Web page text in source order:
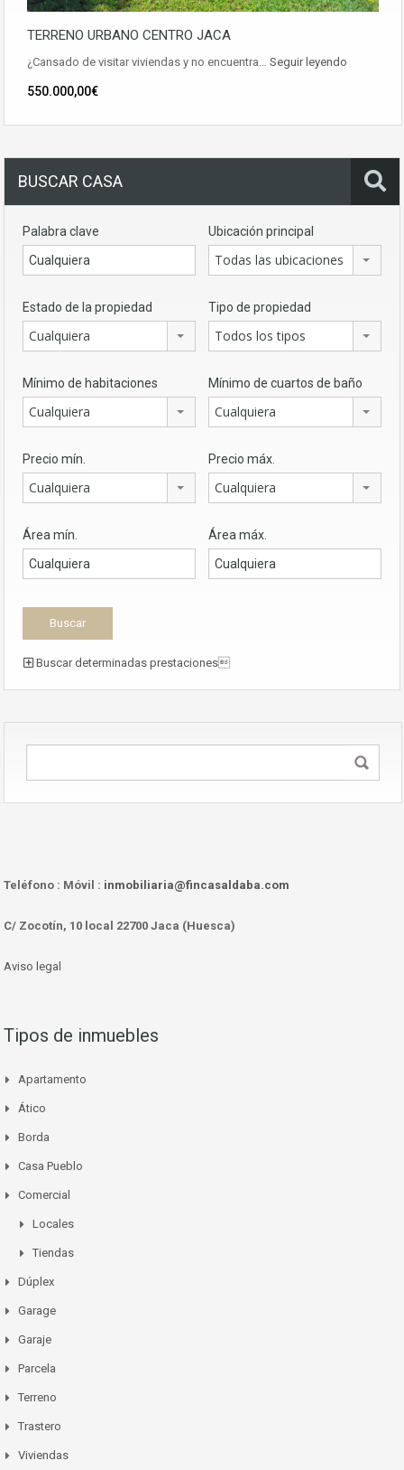
TERRENO URBANO CENTRO JACA
¿Cansado de visitar viviendas y no encuentra… Seguir leyendo
550.000,00€
BUSCAR CASA
Palabra clave Ubicación principal
Todas las ubicaciones
Estado de la propiedad
Cualquiera
Tipo de propiedad
Todos los tipos
Mínimo de habitaciones
Cualquiera
Mínimo de cuartos de baño
Cualquiera
Precio mín.
Cualquiera
Precio máx.
Cualquiera
Área mín. Área máx.
Buscar determinadas prestaciones
Teléfono : Móvil : inmobiliaria@fincasaldaba.com
C/ Zocotín, 10 local 22700 Jaca (Huesca)
Aviso legal
Tipos de inmuebles
Apartamento
Ático
Borda
Casa Pueblo
Comercial
Locales
Tiendas
Dúplex
Garage
Garaje
Parcela
Terreno
Trastero
Viviendas